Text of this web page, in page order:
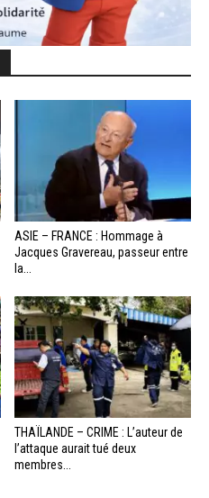
ASIE – FRANCE : Hommage à
Jacques Gravereau, passeur entre
la...
THAÏLANDE – CRIME : L’auteur de
l’attaque aurait tué deux
membres...